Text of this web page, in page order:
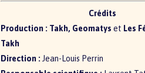
Crédits
Production : Takh, Geomatys et Les
Takh
Direction : Jean-Louis Perrin